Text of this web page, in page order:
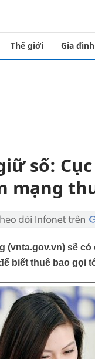
Thế giới Gia đình
số:
mạng
(vnta.gov.vn) sẽ
biết thuê bao gọi